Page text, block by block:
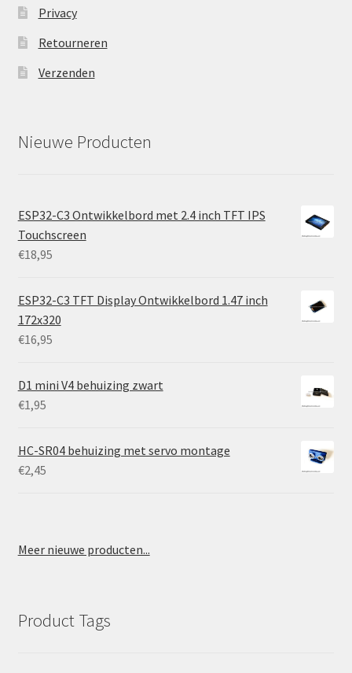
Privacy
Retourneren
Verzenden
Nieuwe Producten
ESP32-C3 Ontwikkelbord met 2.4 inch TFT IPS
Touchscreen
€18,95
ESP32-C3 TFT Display Ontwikkelbord 1.47 inch
172x320
€16,95
D1 mini V4 behuizing zwart
€1,95
HC-SR04 behuizing met servo montage
€2,45
Meer nieuwe producten...
Product Tags